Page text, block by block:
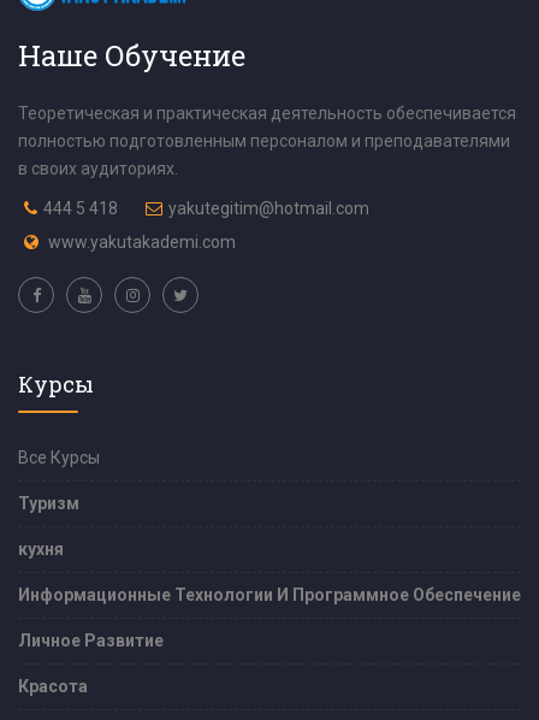
Наше Обучение
Теоретическая и практическая деятельность обеспечивается
полностью подготовленным персоналом и преподавателями
в своих аудиториях.
444 5 418
yakutegitim@hotmail.com
www.yakutakademi.com
Курсы
Все Курсы
Туризм
кухня
Информационные Технологии И Программное Обеспечение
Личное Развитие
Красота